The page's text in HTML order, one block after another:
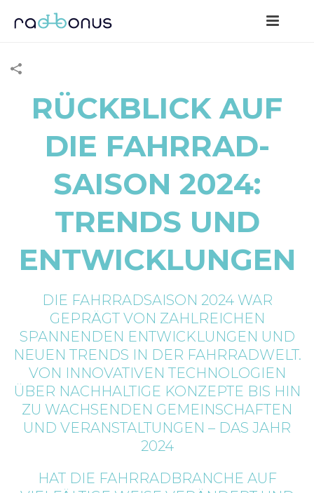
RÜCKBLICK AUF
DIE FAHRRAD-
SAISON 2024:
TRENDS UND
ENTWICKLUNGEN
DIE FAHRRADSAISON 2024 WAR
GEPRÄGT VON ZAHLREICHEN
SPANNENDEN ENTWICKLUNGEN UND
NEUEN TRENDS IN DER FAHRRADWELT.
VON INNOVATIVEN TECHNOLOGIEN
ÜBER NACHHALTIGE KONZEPTE BIS HIN
ZU WACHSENDEN GEMEINSCHAFTEN
UND VERANSTALTUNGEN – DAS JAHR
2024
HAT DIE FAHRRADBRANCHE AUF